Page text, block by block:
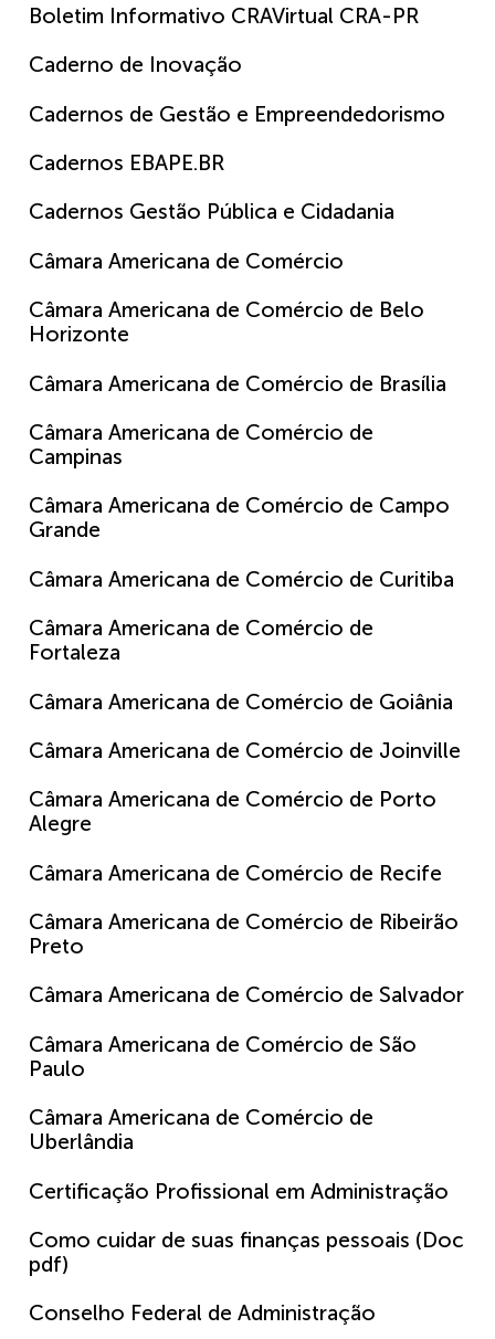
Boletim Informativo CRAVirtual CRA-PR
Caderno de Inovação
Cadernos de Gestão e Empreendedorismo
Cadernos EBAPE.BR
Cadernos Gestão Pública e Cidadania
Câmara Americana de Comércio
Câmara Americana de Comércio de Belo
Horizonte
Câmara Americana de Comércio de Brasília
Câmara Americana de Comércio de
Campinas
Câmara Americana de Comércio de Campo
Grande
Câmara Americana de Comércio de Curitiba
Câmara Americana de Comércio de
Fortaleza
Câmara Americana de Comércio de Goiânia
Câmara Americana de Comércio de Joinville
Câmara Americana de Comércio de Porto
Alegre
Câmara Americana de Comércio de Recife
Câmara Americana de Comércio de Ribeirão
Preto
Câmara Americana de Comércio de Salvador
Câmara Americana de Comércio de São
Paulo
Câmara Americana de Comércio de
Uberlândia
Certificação Profissional em Administração
Como cuidar de suas finanças pessoais (Doc
pdf)
Conselho Federal de Administração